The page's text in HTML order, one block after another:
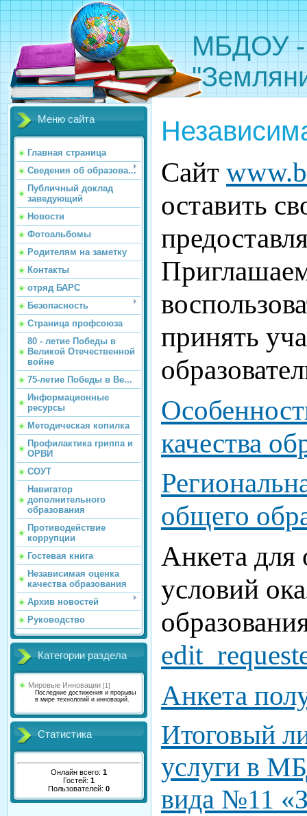
МБДОУ -
Меню сайта
Главная страница
Сведения об образова...
Публичный доклад
заведующий
Новости
Фотоальбомы
Родителям на заметку
Контакты
отряд БАРС
Безопасность
Страница профсоюза
80 - летие Победы в
Великой Отечественной
войне
75-летие Победы в Ве...
Информационные
ресурсы
Методическая копилка
Профилактика гриппа и
ОРВИ
СОУТ
Навигатор
дополнительного
образования
Противодействие
коррупции
Гостевая книга
Независимая оценка
качества образования
Архив новостей
Руководство
Категории раздела
Мировые Инновации [1]
Последние достижения и прорывы
в мире технологий и инноваций.
Статистика
Онлайн всего: 1
Гостей: 1
Пользователей: 0
Сайт
оставить
принять
качества
общего
Анкета для
условий
Анкета
Итоговый
услуги в
вида №11